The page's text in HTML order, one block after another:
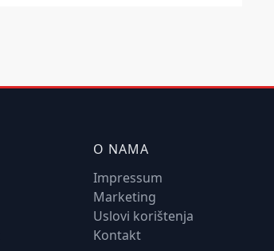
O NAMA
Impressum
Marketing
Uslovi korištenja
Kontakt